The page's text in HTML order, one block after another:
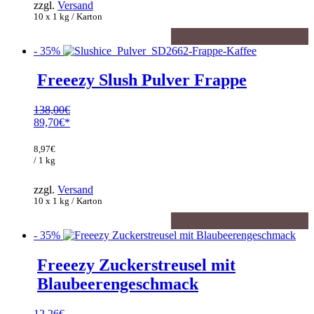
10 x 1 kg / Karton
zzgl. Versand
- 35%
Freeezy Slush Pulver Frappe
138,00€
Ursprünglicher
war:
138,00€
89,70€
Preis
ist:
10 x 1 kg / Karton
8,97€
/ 1 kg
zzgl. Versand
- 35%
Freeezy Zuckerstreusel mit
Blaubeerengeschmack